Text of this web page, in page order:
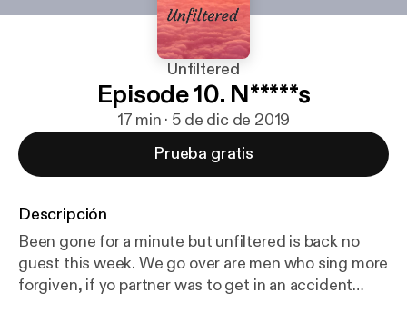
Unfiltered
Episode 10. N*****s
17 min · 5 de dic de 2019
Prueba gratis
Descripción
Been gone for a minute but unfiltered is back no
guest this week. We go over are men who sing more
forgiven, if yo partner was to get in an accident